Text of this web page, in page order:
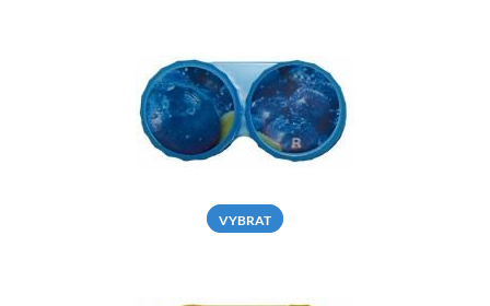
VYBRAT